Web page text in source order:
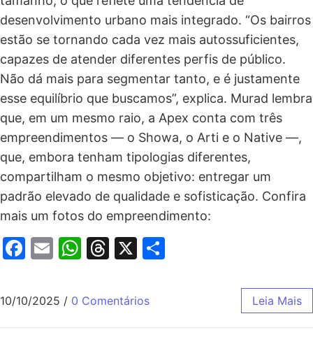
desenvolvimento urbano mais integrado. “Os bairros
estão se tornando cada vez mais autossuficientes,
capazes de atender diferentes perfis de público.
Não dá mais para segmentar tanto, e é justamente
esse equilíbrio que buscamos”, explica. Murad lembra
que, em um mesmo raio, a Apex conta com três
empreendimentos — o Showa, o Arti e o Native —,
que, embora tenham tipologias diferentes,
compartilham o mesmo objetivo: entregar um
padrão elevado de qualidade e sofisticação. Confira
mais um fotos do empreendimento:
Facebook
EmailWhatsApp
Threads
X
10/10/2025 / 0 Comentários Leia Mais